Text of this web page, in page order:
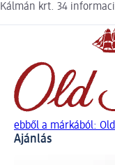
Kálmán krt. 34
ebből a márkából:
Ajánlás